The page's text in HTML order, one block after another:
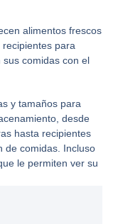
alimentos frescos
para
comidas con el
y tamaños para
desde
hasta recipientes
de comidas. Incluso
le permiten ver su